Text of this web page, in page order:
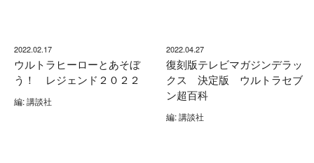
2022.02.17
ウルトラヒーローとあそぼ
う！ レジェンド２０２２
編: 講談社
2022.04.27
復刻版テレビマガジンデラッ
クス 決定版 ウルトラセブ
ン超百科
編: 講談社